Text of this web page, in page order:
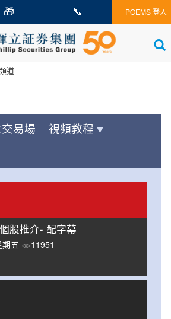
🎁 📞 POEMS 登入
道
易場
視頻教程
股推介- 配字幕
五 11951